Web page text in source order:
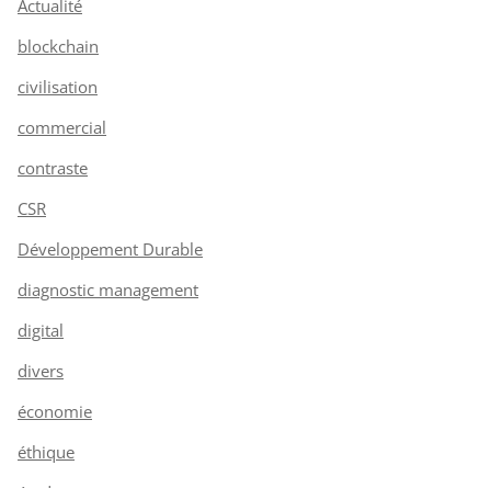
Actualité
blockchain
civilisation
commercial
contraste
CSR
Développement Durable
diagnostic management
digital
divers
économie
éthique